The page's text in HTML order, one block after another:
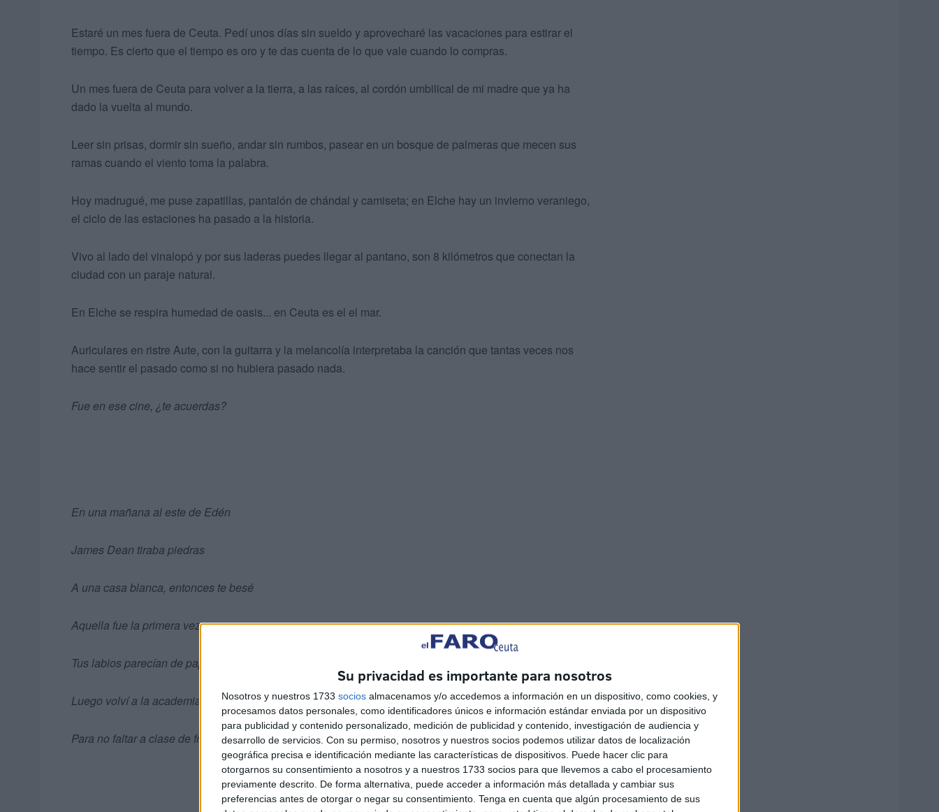
Su privacidad es importante para nosotros
Nosotros y nuestros 1733 socios almacenamos y/o accedemos a información en un dispositivo, como cookies, y
procesamos datos personales, como identificadores únicos e información estándar enviada por un dispositivo
para publicidad y contenido personalizado, medición de publicidad y contenido, investigación de audiencia y
desarrollo de servicios. Con su permiso, nosotros y nuestros socios podemos utilizar datos de localización
geográfica precisa e identificación mediante las características de dispositivos. Puede hacer clic para
otorgarnos su consentimiento a nosotros y a nuestros 1733 socios para que llevemos a cabo el procesamiento
previamente descrito. De forma alternativa, puede acceder a información más detallada y cambiar sus
preferencias antes de otorgar o negar su consentimiento. Tenga en cuenta que algún procesamiento de sus
Estaré un mes fuera de Ceuta. Pedí unos días sin sueldo y aprovecharé las vacaciones para estirar el
tiempo. Es cierto que el tiempo es oro y te das cuenta de lo que vale cuando lo compras.
Un mes fuera de Ceuta para volver a la tierra, a las raíces, al cordón umbilical de mi madre que ya ha
dado la vuelta al mundo.
Leer sin prisas, dormir sin sueño, andar sin rumbos, pasear en un bosque de palmeras que mecen sus
ramas cuando el viento toma la palabra.
Hoy madrugué, me puse zapatillas, pantalón de chándal y camiseta; en Elche hay un invierno veraniego,
el ciclo de las estaciones ha pasado a la historia.
Vivo al lado del vinalopó y por sus laderas puedes llegar al pantano, son 8 kilómetros que conectan la
ciudad con un paraje natural.
En Elche se respira humedad de oasis... en Ceuta es el el mar.
Auriculares en ristre Aute, con la guitarra y la melancolía interpretaba la canción que tantas veces nos
hace sentir el pasado como si no hubiera pasado nada.
Fue en ese cine, ¿te acuerdas?
En una mañana al este de Edén
James Dean tiraba piedras
A una casa blanca, entonces te besé
Aquella fue la primera vez y
Tus labios parecían de papel
Luego volví a la academia
Para no faltar a clase de francés